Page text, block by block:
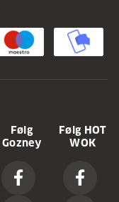
Følg
Gozney
Følg HOT
WOK